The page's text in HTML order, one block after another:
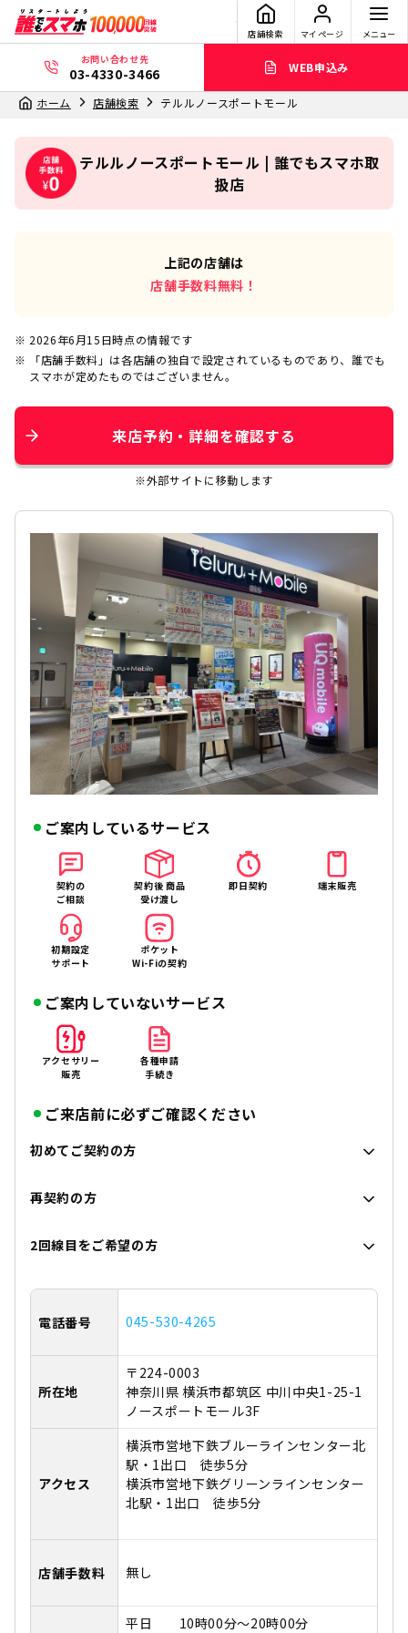
店舗検索 マイページ メニュー
お問い合わせ先
03-4330-3466 WEB申込み
ホーム 店舗検索 テルルノースポートモール
テルルノースポートモール | 誰でもスマホ取
扱店
上記の店舗は
店舗手数料無料！
2026年6月15日時点の情報です
「店舗手数料」は各店舗の独自で設定されているものであり、誰でも
スマホが定めたものではございません。
来店予約・詳細を確認する
※外部サイトに移動します
ご案内しているサービス
契約の
ご相談
契約後 商品
受け渡し
即日契約 端末販売
初期設定
サポート
ポケット
Wi-Fiの契約
ご案内していないサービス
アクセサリー
販売
各種申請
手続き
ご来店前に必ずご確認ください
初めてご契約の方
再契約の方
2回線目をご希望の方
電話番号 045-530-4265
所在地
〒224-0003
神奈川県 横浜市都筑区 中川中央1-25-1
ノースポートモール3F
アクセス
横浜市営地下鉄ブルーラインセンター北
駅・1出口 徒歩5分
横浜市営地下鉄グリーンラインセンター
北駅・1出口 徒歩5分
店舗手数料 無し
平日 10時00分～20時00分